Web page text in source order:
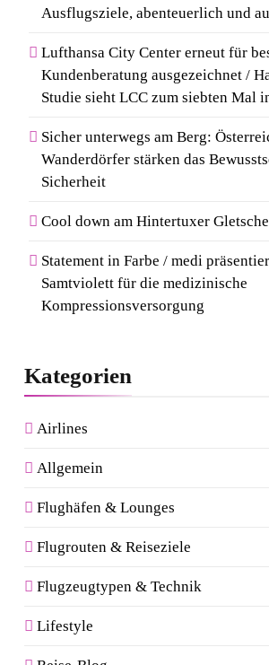
Ausflugsziele, abenteuerlich und
Lufthansa City Center erneut für
Kundenberatung ausgezeichnet /
Studie sieht LCC zum siebten Mal
Sicher unterwegs am Berg:
Wanderdörfer stärken das
Sicherheit
Cool down am Hintertuxer
Statement in Farbe / medi
Samtviolett für die medizinische
Kompressionsversorgung
Kategorien
Airlines
Allgemein
Flughäfen & Lounges
Flugrouten & Reiseziele
Flugzeugtypen & Technik
Lifestyle